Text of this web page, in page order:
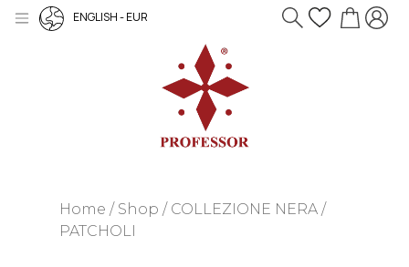
ENGLISH - EUR
Home Shop
COLLEZIONE NERA
PATCHOLI